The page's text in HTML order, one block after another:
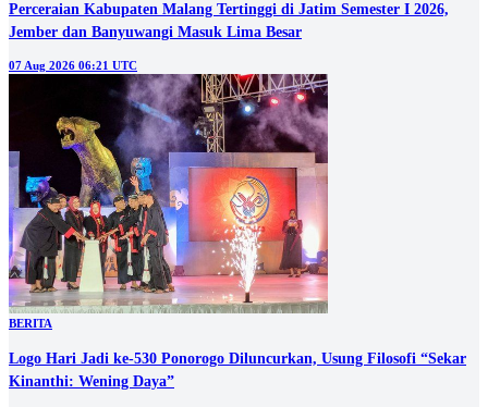
Perceraian Kabupaten Malang Tertinggi di Jatim Semester I 2026,
Jember dan Banyuwangi Masuk Lima Besar
07 Aug 2026 06:21 UTC
BERITA
Logo Hari Jadi ke-530 Ponorogo Diluncurkan, Usung Filosofi “Sekar
Kinanthi: Wening Daya”